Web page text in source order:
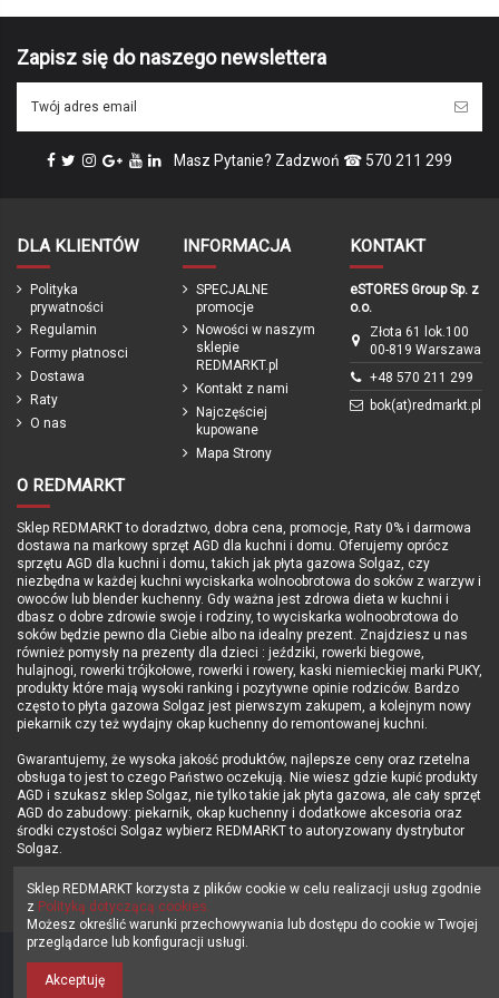
Zapisz się do naszego newslettera
Masz Pytanie? Zadzwoń ☎ 570 211 299
DLA KLIENTÓW
Polityka
prywatności
Regulamin
Formy płatnosci
Dostawa
Raty
O nas
INFORMACJA
SPECJALNE
promocje
Nowości w naszym
sklepie
REDMARKT.pl
Kontakt z nami
Najczęściej
kupowane
Mapa Strony
KONTAKT
eSTORES Group Sp. z
o.o.
Złota 61 lok.100
00-819 Warszawa
+48 570 211 299
bok(at)redmarkt.pl
O REDMARKT
Sklep REDMARKT to doradztwo, dobra cena, promocje, Raty 0% i darmowa
dostawa na markowy sprzęt AGD dla kuchni i domu. Oferujemy oprócz
sprzętu AGD dla kuchni i domu, takich jak płyta gazowa Solgaz, czy
niezbędna w każdej kuchni wyciskarka wolnoobrotowa do soków z warzyw i
owoców lub blender kuchenny. Gdy ważna jest zdrowa dieta w kuchni i
dbasz o dobre zdrowie swoje i rodziny, to wyciskarka wolnoobrotowa do
soków będzie pewno dla Ciebie albo na idealny prezent. Znajdziesz u nas
również pomysły na prezenty dla dzieci : jeździki, rowerki biegowe,
hulajnogi, rowerki trójkołowe, rowerki i rowery, kaski niemieckiej marki PUKY,
produkty które mają wysoki ranking i pozytywne opinie rodziców. Bardzo
często to płyta gazowa Solgaz jest pierwszym zakupem, a kolejnym nowy
piekarnik czy też wydajny okap kuchenny do remontowanej kuchni.
Gwarantujemy, że wysoka jakość produktów, najlepsze ceny oraz rzetelna
obsługa to jest to czego Państwo oczekują. Nie wiesz gdzie kupić produkty
AGD i szukasz sklep Solgaz, nie tylko takie jak płyta gazowa, ale cały sprzęt
AGD do zabudowy: piekarnik, okap kuchenny i dodatkowe akcesoria oraz
środki czystości Solgaz wybierz REDMARKT to autoryzowany dystrybutor
Solgaz.
Sprawdź i KUPUJ Z NAMI - Zapraszamy sklep REDMARKT.pl !!!
Sklep REDMARKT korzysta z plików cookie w celu realizacji usług zgodnie
z Polityką dotyczącą cookies.
Możesz określić warunki przechowywania lub dostępu do cookie w Twojej
przeglądarce lub konfiguracji usługi.
Akceptuję